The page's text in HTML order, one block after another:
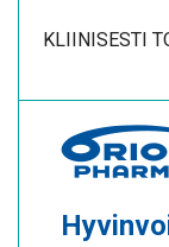
KLIINISESTI